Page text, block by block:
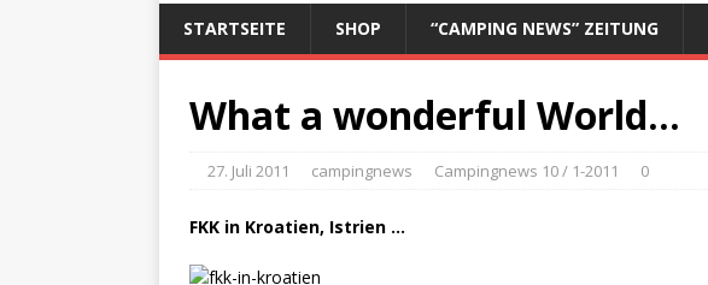
STARTSEITE SHOP “CAMPING NEWS” ZEITUNG
What a wonderful World…
27. Juli 2011 campingnews Campingnews 10 / 1-2011 0
FKK in Kroatien, Istrien …